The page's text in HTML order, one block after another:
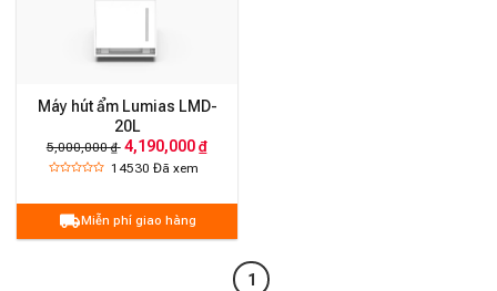
Máy hút ẩm Lumias LMD-
20L
5,000,000 ₫ 4,190,000 ₫
14530Đã xem
Miễn phí giao hàng
1